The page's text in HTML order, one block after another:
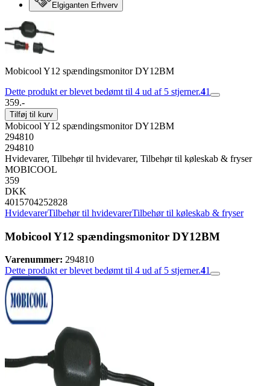
Elgiganten Erhverv
Mobicool Y12 spændingsmonitor DY12BM
Dette produkt er blevet bedømt til 4 ud af 5 stjerner.41
359.-
Tilføj til kurv
Mobicool Y12 spændingsmonitor DY12BM
294810
294810
Hvidevarer, Tilbehør til hvidevarer, Tilbehør til køleskab & fryser
MOBICOOL
359
DKK
4015704252828
HvidevarerTilbehør til hvidevarerTilbehør til køleskab & fryser
Mobicool Y12 spændingsmonitor DY12BM
Varenummer: 294810
Dette produkt er blevet bedømt til 4 ud af 5 stjerner.41